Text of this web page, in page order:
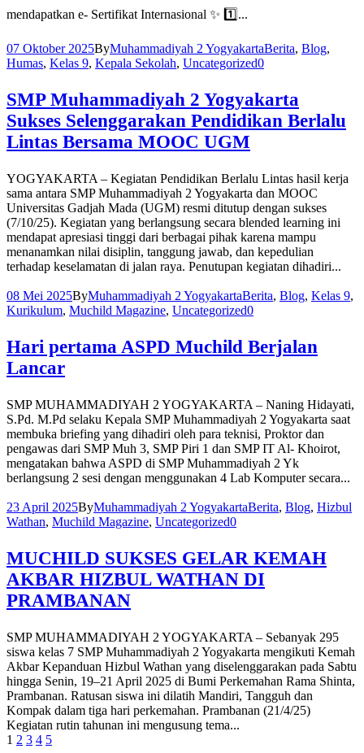
mendapatkan e- Sertifikat Internasional ✨ 1️⃣...
07 Oktober 2025ByMuhammadiyah 2 YogyakartaBerita, Blog,
Humas, Kelas 9, Kepala Sekolah, Uncategorized0
SMP Muhammadiyah 2 Yogyakarta
Sukses Selenggarakan Pendidikan Berlalu
Lintas Bersama MOOC UGM
YOGYAKARTA – Kegiatan Pendidikan Berlalu Lintas hasil kerja
sama antara SMP Muhammadiyah 2 Yogyakarta dan MOOC
Universitas Gadjah Mada (UGM) resmi ditutup dengan sukses
(7/10/25). Kegiatan yang berlangsung secara blended learning ini
mendapat apresiasi tinggi dari berbagai pihak karena mampu
menanamkan nilai disiplin, tanggung jawab, dan kepedulian
terhadap keselamatan di jalan raya. Penutupan kegiatan dihadiri...
08 Mei 2025ByMuhammadiyah 2 YogyakartaBerita, Blog, Kelas 9,
Kurikulum, Muchild Magazine, Uncategorized0
Hari pertama ASPD Muchild Berjalan
Lancar
SMP MUHAMMADIYAH 2 YOGYAKARTA – Naning Hidayati,
S.Pd. M.Pd selaku Kepala SMP Muhammadiyah 2 Yogyakarta saat
membuka briefing yang dihadiri oleh para teknisi, Proktor dan
pengawas dari SMP Muh 3, SMP Piri 1 dan SMP IT Al- Khoirot,
mengatakan bahwa ASPD di SMP Muhammadiyah 2 Yk
berlangsung 2 sesi dengan menggunakan 4 Lab Komputer secara...
23 April 2025ByMuhammadiyah 2 YogyakartaBerita, Blog, Hizbul
Wathan, Muchild Magazine, Uncategorized0
MUCHILD SUKSES GELAR KEMAH
AKBAR HIZBUL WATHAN DI
PRAMBANAN
SMP MUHAMMADIYAH 2 YOGYAKARTA – Sebanyak 295
siswa kelas 7 SMP Muhammadiyah 2 Yogyakarta mengikuti Kemah
Akbar Kepanduan Hizbul Wathan yang diselenggarakan pada Sabtu
hingga Senin, 19–21 April 2025 di Bumi Perkemahan Rama Shinta,
Prambanan. Ratusan siswa ini dilatih Mandiri, Tangguh dan
Kompak dalam tiga hari perkemahan. Prambanan (21/4/25)
Kegiatan rutin tahunan ini mengusung tema...
1 2 3 4 5